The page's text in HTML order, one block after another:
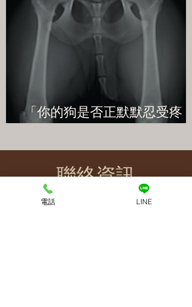
「你的狗是否正默默忍受疼
真相，拯救牠的活動力！」
​聯絡資訊
電話 LINE